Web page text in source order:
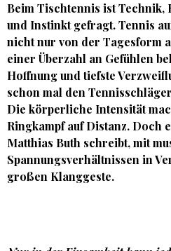
Beim Tischtennis ist
und Instinkt gefragt. Tennis
nicht nur von der Tagesform
einer Überzahl an Gefühlen
Hoffnung und tiefste
schon mal den
Die körperliche Intensität
Ringkampf auf Distanz. Doch
Matthias Buth schreibt, mit
Spannungsverhältnissen in
großen Klanggeste.